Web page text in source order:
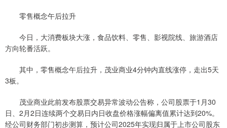
零售概念午后拉升
今日，大消费板块大涨，食品饮料、零售、影视院线、旅游酒店
方向轮番活跃。
其中，零售概念午后拉升，茂业商业4分钟内直线涨停，走出5天
3板。
茂业商业此前发布股票交易异常波动公告称，公司股票于1月30
日、2月2日连续两个交易日内日收盘价格涨幅偏离值累计达到20%。
经公司财务部门初步测算，预计公司2025年实现归属于上市公司股东